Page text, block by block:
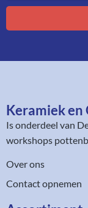
Keramiek en
Is onderdeel van
workshops
Over ons
Contact opnemen